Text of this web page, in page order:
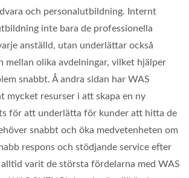
och personalutbildning. Internt
inte bara de professionella
anställd, utan underlättar också
mellan olika avdelningar, vilket hjälper
snabbt. Å andra sidan har WAS
mycket resurser i att skapa en ny
för att underlätta för kunder att hitta de
snabbt och öka medvetenheten om
respons och stödjande service efter
varit de största fördelarna med WAS